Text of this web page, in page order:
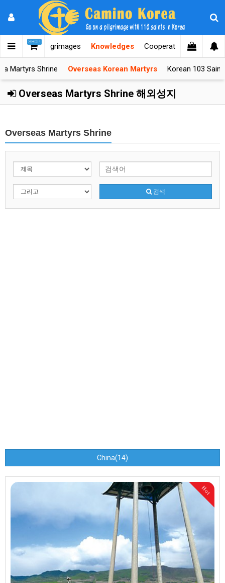
SHOP
After Pilgrimages Knowledges Cooperators Help
Martyrs Shrine Overseas Korean Martyrs Korean 103
Overseas Martyrs Shrine 해외성지
Overseas Martyrs Shrine
검색
China(14)
Hot